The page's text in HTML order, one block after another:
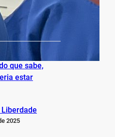
está jogando
que sabe,
estar
2025